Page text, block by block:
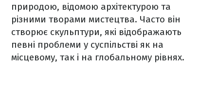
природою, відомою архітектурою та
різними творами мистецтва. Часто він
створює скульптури, які відображають
певні проблеми у суспільстві як на
місцевому, так і на глобальному рівнях.